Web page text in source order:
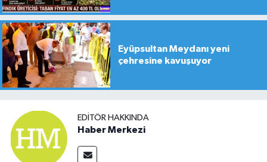
Eyüpsultan Meydanı yeni
çehresine kavuşuyor
EDITÖR HAKKINDA
Haber Merkezi